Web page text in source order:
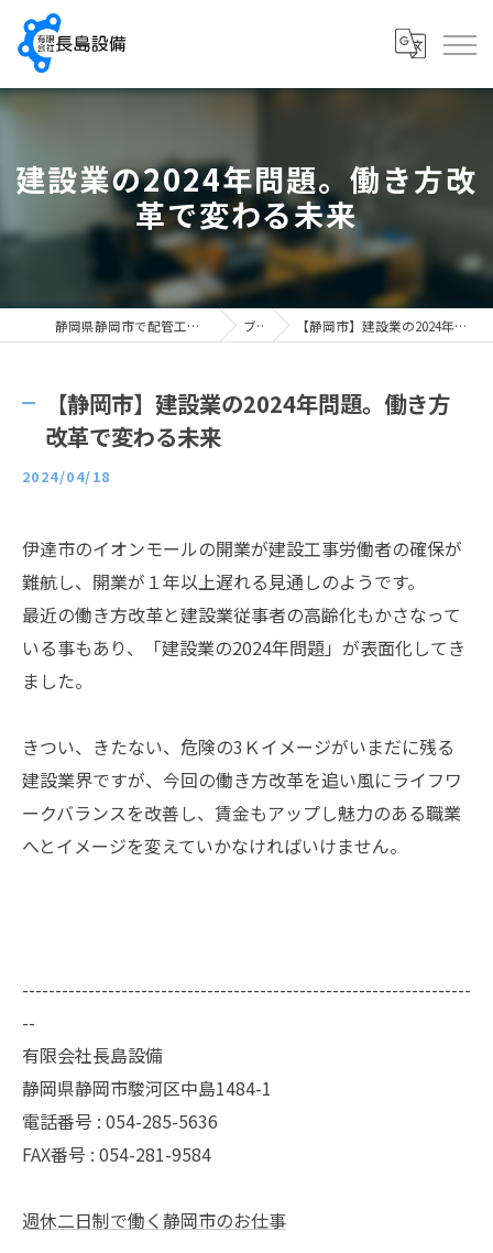
建設業の2024年問題。働き方改
革で変わる未来
静岡県静岡市で配管工の求人なら有限会社長島設備 ブログ 【静岡市】建設業の2024年問題。働き方改革で変わる未来
【静岡市】建設業の2024年問題。働き方
改革で変わる未来
2024/04/18
伊達市のイオンモールの開業が建設工事労働者の確保が
難航し、開業が１年以上遅れる見通しのようです。
最近の働き方改革と建設業従事者の高齢化もかさなって
いる事もあり、「建設業の2024年問題」が表面化してき
ました。
きつい、きたない、危険の3Ｋイメージがいまだに残る
建設業界ですが、今回の働き方改革を追い風にライフワ
ークバランスを改善し、賃金もアップし魅力のある職業
へとイメージを変えていかなければいけません。
--------------------------------------------------------------------
--
有限会社長島設備
静岡県静岡市駿河区中島1484-1
電話番号 : 054-285-5636
FAX番号 : 054-281-9584
週休二日制で働く静岡市のお仕事